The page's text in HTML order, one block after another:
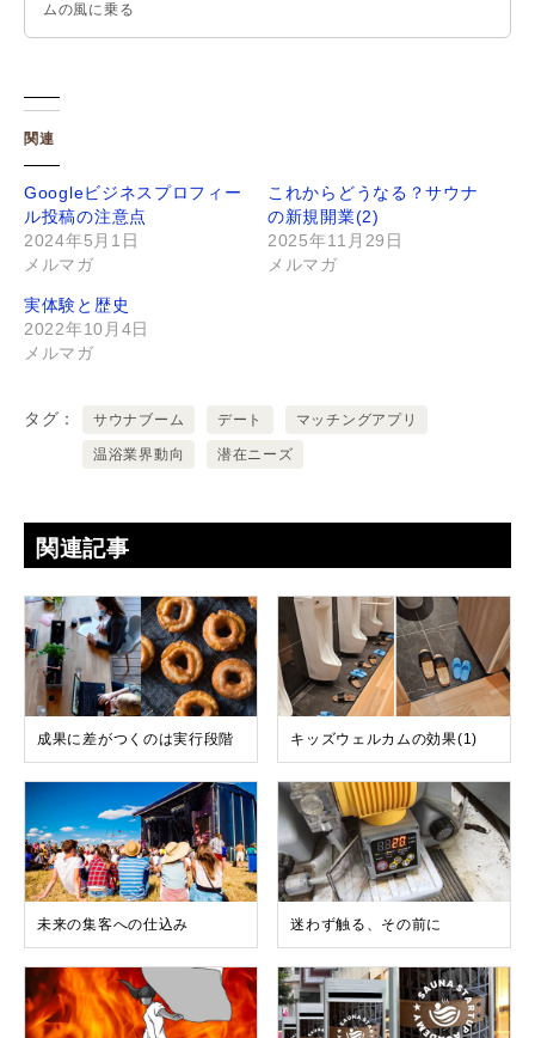
ムの風に乗る
関連
Googleビジネスプロフィー
ル投稿の注意点
2024年5月1日
メルマガ
これからどうなる？サウナ
の新規開業(2)
2025年11月29日
メルマガ
実体験と歴史
2022年10月4日
メルマガ
タグ サウナブーム デート マッチングアプリ
温浴業界動向 潜在ニーズ
関連記事
成果に差がつくのは実行段階 キッズウェルカムの効果(1)
未来の集客への仕込み 迷わず触る、その前に